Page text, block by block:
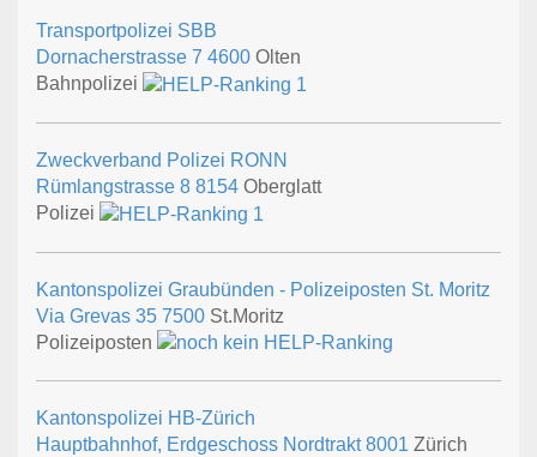
Transportpolizei SBB
Dornacherstrasse 7 4600 Olten
Bahnpolizei
Zweckverband Polizei RONN
Rümlangstrasse 8 8154 Oberglatt
Polizei
Kantonspolizei Graubünden - Polizeiposten St. Moritz
Via Grevas 35 7500 St.Moritz
Polizeiposten
Kantonspolizei HB-Zürich
Hauptbahnhof, Erdgeschoss Nordtrakt8001 Zürich